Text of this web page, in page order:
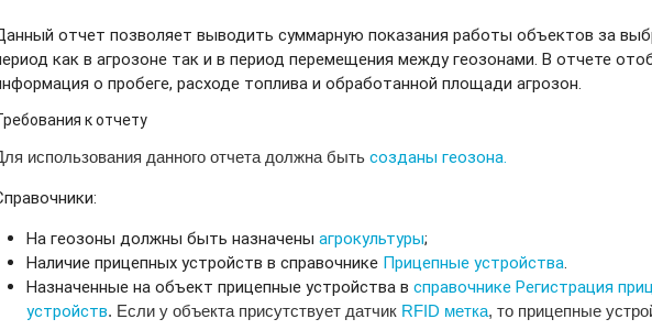
отчет позволяет выводить суммарную показания работы объектов за
как в агрозоне так и в период перемещения между геозонами. В отчете
о пробеге, расходе топлива и обработанной площади агрозон.
к отчету
использования данного отчета должна бытьсозданы геозона.
На геозоны должны быть назначеныагрокультуры;
Наличие прицепных устройств в справочнике Прицепные устройства
Назначенные на объект прицепные устройства всправочнике Регистрация
устройств. Если у объекта присутствует датчик RFID метка, то прицепные